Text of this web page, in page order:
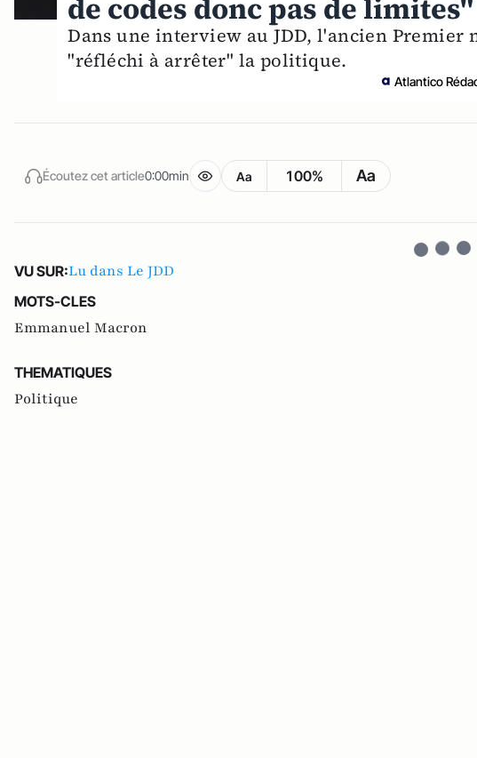
de codes donc pas de limites"
Dans une interview au JDD, l'ancien
"réfléchi à arrêter" la politique.
Atlantico
Écoutez cet article0:00min Aa 100% Aa
VU SUR:Lu dans Le JDD
MOTS-CLES
Emmanuel Macron
THEMATIQUES
Politique